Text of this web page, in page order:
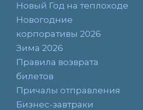
Новый Год на теплоходе
Новогодние
корпоративы 2026
Зима 2026
Правила возврата
билетов
Причалы отправления
Бизнес-завтраки